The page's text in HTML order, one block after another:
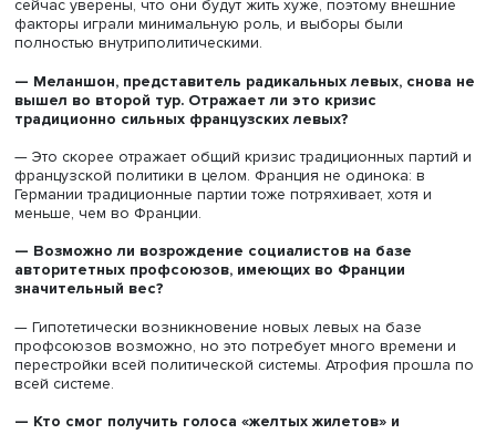
— Насколько активно участники предвыборной
— Она присутствовала, но не была главной: Ле Пен
указывала на ошибки правительства в борьбе с
Макрон пытался убедить граждан, что все делалось
правильно. Однако главное то, что пандемия оставила
экономические проблемы, которые Макрону придется
в годы его предстоящего президентства.
— Были ли участники сосредоточены на внутренней
политике или они обращали внимание и на
ситуацию?
— Все сосредоточились на внутренней повестке. С
во Франции идет деградация экономической системы.
времена Ширака и Миттерана (Франсуа Миттеран,
—Ред.) избиратели знали, что их дети будут жить